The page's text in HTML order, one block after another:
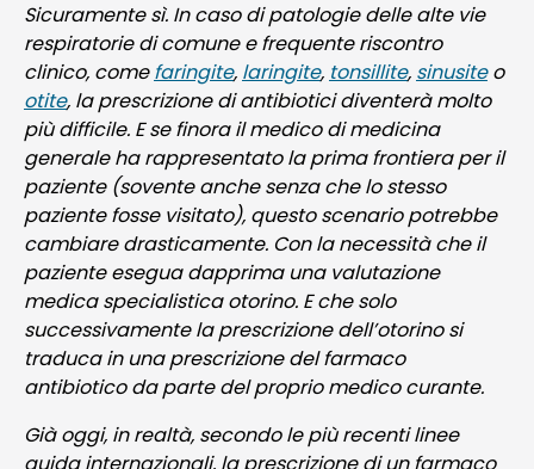
Sicuramente sì. In caso di patologie delle alte vie
respiratorie di comune e frequente riscontro
clinico, comefaringite, laringite, tonsillite, sinusiteo
otite, la prescrizione di antibiotici diventerà molto
più difficile. E se finora il medico di medicina
generale ha rappresentato la prima frontiera per il
paziente (sovente anche senza che lo stesso
paziente fosse visitato), questo scenario potrebbe
cambiare drasticamente. Con la necessità che il
paziente esegua dapprima una valutazione
medica specialistica otorino. E che solo
successivamente la prescrizione dell’otorino si
traduca in una prescrizione del farmaco
antibiotico da parte del proprio medico curante.
Già oggi, in realtà, secondo le più recenti linee